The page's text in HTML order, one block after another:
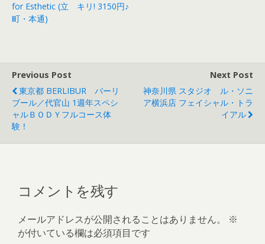
for Esthetic (立
町・本通)
キリ! 3150円♪
Previous Post
東京都 BERLIBUR バーリ
ブール／代官山 1週年スペシ
ャルＢＯＤＹフルコース体
験！
Next Post
神奈川県 スタジオ ル・ソニ
ア横浜店 フェイシャル・トラ
イアル
コメントを残す
メールアドレスが公開されることはありません。
※
が付いている欄は必須項目です